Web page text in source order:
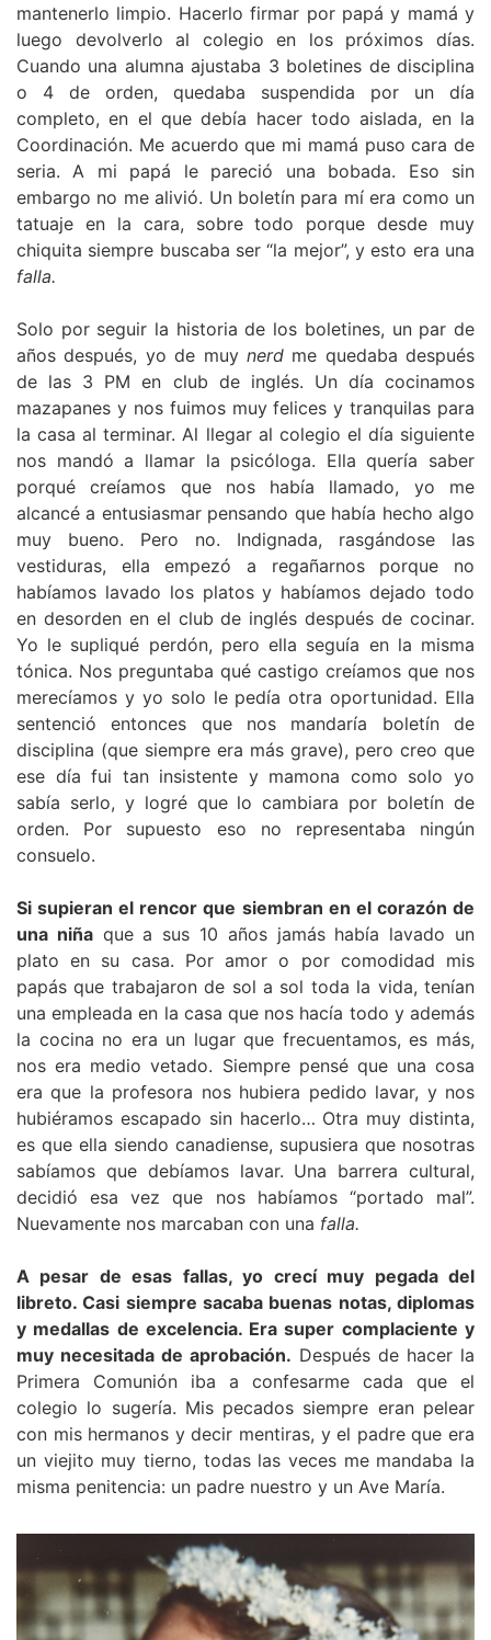
mantenerlo limpio. Hacerlo firmar por papá y mamá y
luego devolverlo al colegio en los próximos días.
Cuando una alumna ajustaba 3 boletines de disciplina
o 4 de orden, quedaba suspendida por un día
completo, en el que debía hacer todo aislada, en la
Coordinación. Me acuerdo que mi mamá puso cara de
seria. A mi papá le pareció una bobada. Eso sin
embargo no me alivió. Un boletín para mí era como un
tatuaje en la cara, sobre todo porque desde muy
chiquita siempre buscaba ser “la mejor”, y esto era una
falla.
Solo por seguir la historia de los boletines, un par de
años después, yo de muy nerdme quedaba después
de las 3 PM en club de inglés. Un día cocinamos
mazapanes y nos fuimos muy felices y tranquilas para
la casa al terminar. Al llegar al colegio el día siguiente
nos mandó a llamar la psicóloga. Ella quería saber
porqué creíamos que nos había llamado, yo me
alcancé a entusiasmar pensando que había hecho algo
muy bueno. Pero no. Indignada, rasgándose las
vestiduras, ella empezó a regañarnos porque no
habíamos lavado los platos y habíamos dejado todo
en desorden en el club de inglés después de cocinar.
Yo le supliqué perdón, pero ella seguía en la misma
tónica. Nos preguntaba qué castigo creíamos que nos
merecíamos y yo solo le pedía otra oportunidad. Ella
sentenció entonces que nos mandaría boletín de
disciplina (que siempre era más grave), pero creo que
ese día fui tan insistente y mamona como solo yo
sabía serlo, y logré que lo cambiara por boletín de
orden. Por supuesto eso no representaba ningún
consuelo.
Si supieran el rencor que siembran en el corazón de
una niñaque a sus 10 años jamás había lavado un
plato en su casa. Por amor o por comodidad mis
papás que trabajaron de sol a sol toda la vida, tenían
una empleada en la casa que nos hacía todo y además
la cocina no era un lugar que frecuentamos, es más,
nos era medio vetado. Siempre pensé que una cosa
era que la profesora nos hubiera pedido lavar, y nos
hubiéramos escapado sin hacerlo… Otra muy distinta,
es que ella siendo canadiense, supusiera que nosotras
sabíamos que debíamos lavar. Una barrera cultural,
decidió esa vez que nos habíamos “portado mal”.
Nuevamente nos marcaban con una falla.
A pesar de esas fallas, yo crecí muy pegada del
libreto. Casi siempre sacaba buenas notas, diplomas
y medallas de excelencia. Era super complaciente y
muy necesitada de aprobación. Después de hacer la
Primera Comunión iba a confesarme cada que el
colegio lo sugería. Mis pecados siempre eran pelear
con mis hermanos y decir mentiras, y el padre que era
un viejito muy tierno, todas las veces me mandaba la
misma penitencia: un padre nuestro y un Ave María.